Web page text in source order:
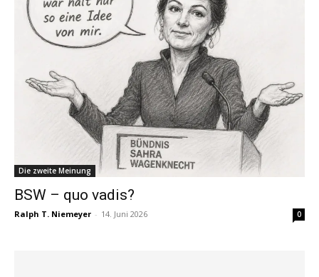
Die zweite Meinung
BSW – quo vadis?
Ralph T. Niemeyer - 14. Juni 2026 0